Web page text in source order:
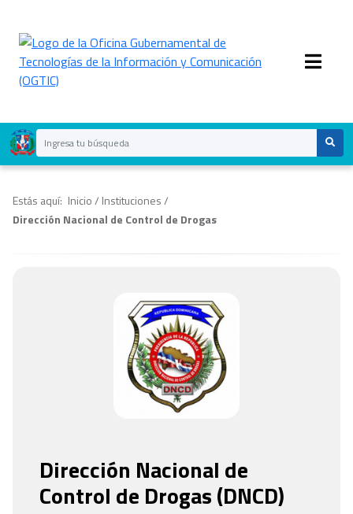
Estás aquí: Inicio/ Instituciones/
Dirección Nacional de Control de Drogas
Dirección Nacional de
Control de Drogas(DNCD)